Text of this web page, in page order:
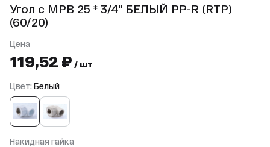
Угол с МРВ 25 * 3/4" БЕЛЫЙ PP-R (RTP)
(60/20)
Цена
119,52 ₽ / шт
Цвет: Белый
Накидная гайка